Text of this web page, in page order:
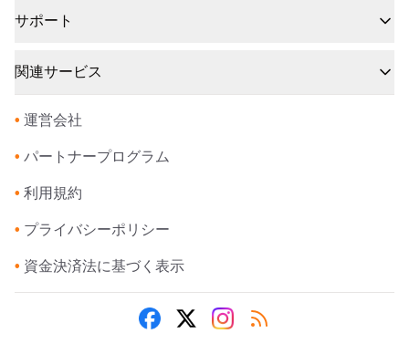
サポート
関連サービス
• 運営会社
• パートナープログラム
• 利用規約
• プライバシーポリシー
• 資金決済法に基づく表示